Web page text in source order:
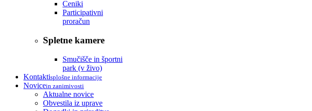
Ceniki
Participativni
proračun
Spletne kamere
Smučišče in športni
park (v živo)
Kontaktisplošne informacije
Novicein zanimivosti
Aktualne novice
Obvestila iz uprave